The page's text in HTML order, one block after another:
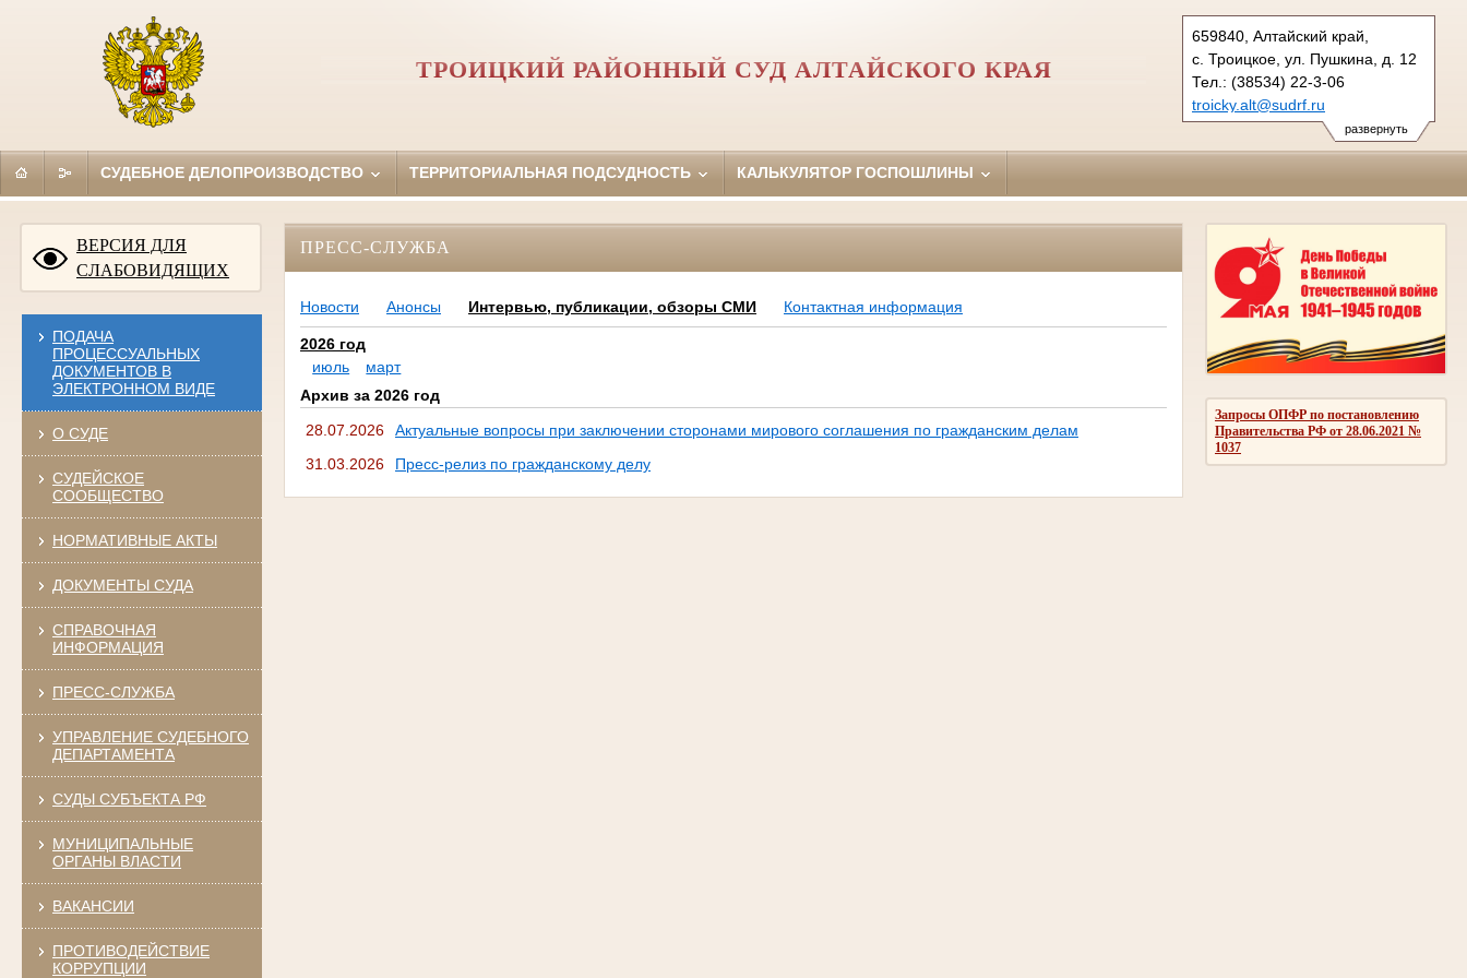
развернуть
659840, Алтайский край,
с. Троицкое, ул. Пушкина, д. 12
Тел.: (38534) 22-3-06
troicky.alt@sudrf.ru
показать на карте
ТРОИЦКИЙ РАЙОННЫЙ СУД АЛТАЙСКОГО КРАЯ
СУДЕБНОЕ ДЕЛОПРОИЗВОДСТВО ТЕРРИТОРИАЛЬНАЯ ПОДСУДНОСТЬ КАЛЬКУЛЯТОР ГОСПОШЛИНЫ
ВЕРСИЯ ДЛЯ
СЛАБОВИДЯЩИХ
ПОДАЧА
ПРОЦЕССУАЛЬНЫХ
ДОКУМЕНТОВ В
ЭЛЕКТРОННОМ ВИДЕ
О СУДЕ
СУДЕЙСКОЕ
СООБЩЕСТВО
НОРМАТИВНЫЕ АКТЫ
ДОКУМЕНТЫ СУДА
СПРАВОЧНАЯ
ИНФОРМАЦИЯ
ПРЕСС-СЛУЖБА
УПРАВЛЕНИЕ СУДЕБНОГО
ДЕПАРТАМЕНТА
СУДЫ СУБЪЕКТА РФ
МУНИЦИПАЛЬНЫЕ
ОРГАНЫ ВЛАСТИ
ВАКАНСИИ
ПРОТИВОДЕЙСТВИЕ
КОРРУПЦИИ
Запросы ОПФР по постановлению
Правительства РФ от 28.06.2021 №
1037
ПРЕСС-СЛУЖБА
Новости Анонсы Интервью, публикации, обзоры СМИ Контактная информация
2026 год
июль
март
Архив за 2026 год
28.07.2026
Актуальные вопросы при заключении сторонами мирового соглашения по гражданским делам
31.03.2026
Пресс-релиз по гражданскому делу